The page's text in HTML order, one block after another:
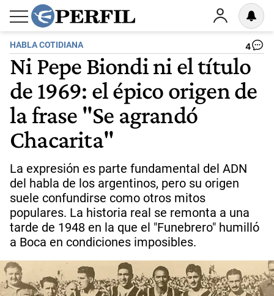
HABLA COTIDIANA 4
Ni Pepe Biondi ni el título
de 1969: el épico origen de
la frase "Se agrandó
Chacarita"
La expresión es parte fundamental del ADN
del habla de los argentinos, pero su origen
suele confundirse como otros mitos
populares. La historia real se remonta a una
tarde de 1948 en la que el "Funebrero" humilló
a Boca en condiciones imposibles.